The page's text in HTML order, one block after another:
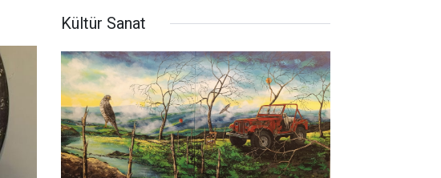
Kültür Sanat